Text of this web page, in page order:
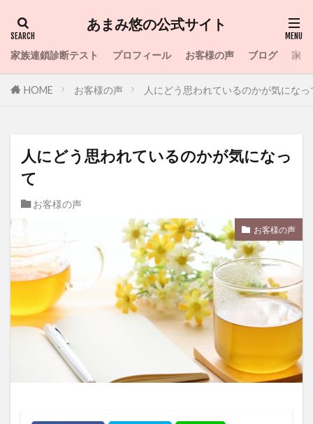
あまみ悠の公式サイト
家族連鎖診断テスト プロフィール お客様の声 ブログ 家
HOME お客様の声 人にどう思われているのかが気になっ
人にどう思われているのかが気になっ
て
お客様の声
お客様の声